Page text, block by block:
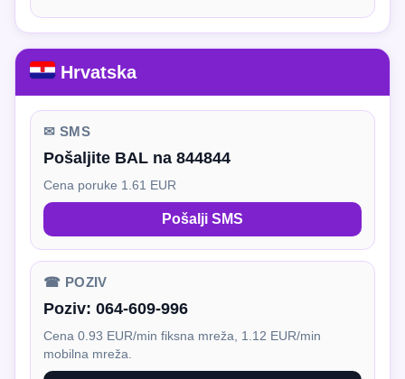
Hrvatska
✉ SMS
Pošaljite BAL na 844844
Cena poruke 1.61 EUR
Pošalji SMS
☎ POZIV
Poziv: 064-609-996
Cena 0.93 EUR/min fiksna mreža, 1.12 EUR/min
mobilna mreža.